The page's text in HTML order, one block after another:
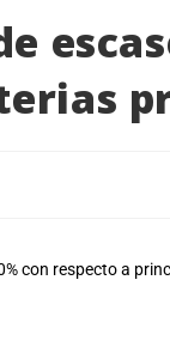
con respecto a